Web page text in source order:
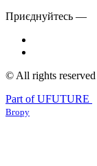
Приєднуйтесь —
© All rights reserved
Part of UFUTURE
Вгору